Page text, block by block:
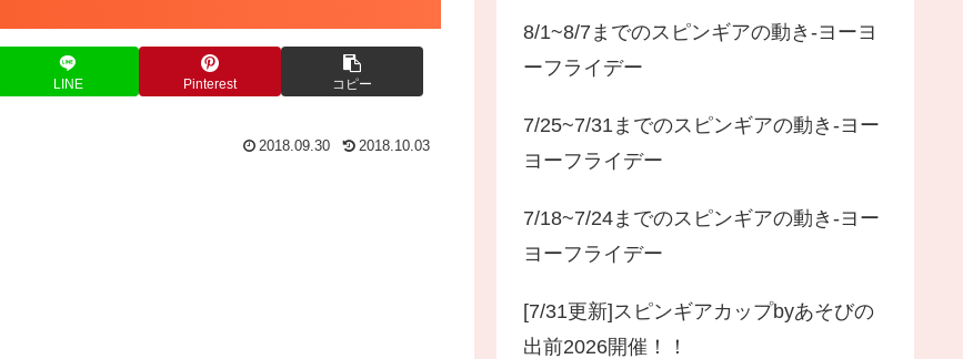
LINE Pinterest コピー
2018.09.30 2018.10.03
8/1~8/7までのスピンギアの動き-ヨーヨ
ーフライデー
7/25~7/31までのスピンギアの動き-ヨー
ヨーフライデー
7/18~7/24までのスピンギアの動き-ヨー
ヨーフライデー
[7/31更新]スピンギアカップbyあそびの
出前2026開催！！